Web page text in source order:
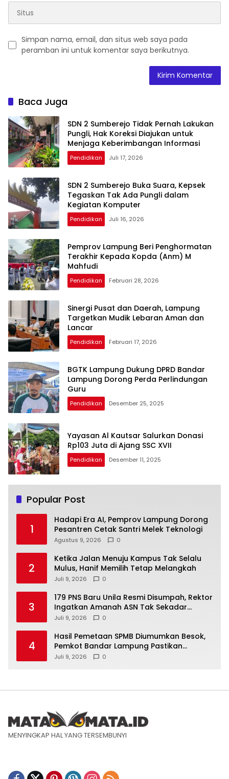
Simpan nama, email, dan situs web saya pada
peramban ini untuk komentar saya berikutnya.
Baca Juga
SDN 2 Sumberejo Tidak Pernah Lakukan
Pungli, Hak Koreksi Diajukan untuk
Menjaga Keberimbangan Informasi
Pendidikan Juli 17, 2026
SDN 2 Sumberejo Buka Suara, Kepsek
Tegaskan Tak Ada Pungli dalam
Kegiatan Komputer
Pendidikan Juli 16, 2026
Pemprov Lampung Beri Penghormatan
Terakhir Kepada Kopda (Anm) M
Mahfudi
Pendidikan Februari 28, 2026
Sinergi Pusat dan Daerah, Lampung
Targetkan Mudik Lebaran Aman dan
Lancar
Pendidikan Februari 17, 2026
BGTK Lampung Dukung DPRD Bandar
Lampung Dorong Perda Perlindungan
Guru
Pendidikan Desember 25, 2025
Yayasan Al Kautsar Salurkan Donasi
Rp103 Juta di Ajang SSC XVII
Pendidikan Desember 11, 2025
Popular Post
1
Hadapi Era AI, Pemprov Lampung Dorong
Pesantren Cetak Santri Melek Teknologi
Agustus 9, 2026 0
2
Ketika Jalan Menuju Kampus Tak Selalu
Mulus, Hanif Memilih Tetap Melangkah
Juli 9, 2026 0
3
179 PNS Baru Unila Resmi Disumpah, Rektor
Ingatkan Amanah ASN Tak Sekadar
Formalitas
Juli 9, 2026 0
4
Hasil Pemetaan SPMB Diumumkan Besok,
Pemkot Bandar Lampung Pastikan
Sekolah Negeri Gratis
Juli 9, 2026 0
MENYINGKAP HAL YANG TERSEMBUNYI